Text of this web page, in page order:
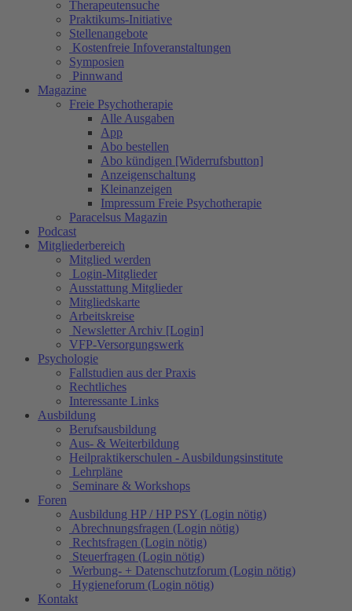
Therapeutensuche
Praktikums-Initiative
Stellenangebote
Kostenfreie Infoveranstaltungen
Symposien
Pinnwand
Magazine
Freie Psychotherapie
Alle Ausgaben
App
Abo bestellen
Abo kündigen [Widerrufsbutton]
Anzeigenschaltung
Kleinanzeigen
Impressum Freie Psychotherapie
Paracelsus Magazin
Podcast
Mitgliederbereich
Mitglied werden
Login-Mitglieder
Ausstattung Mitglieder
Mitgliedskarte
Arbeitskreise
Newsletter Archiv [Login]
VFP-Versorgungswerk
Psychologie
Fallstudien aus der Praxis
Rechtliches
Interessante Links
Ausbildung
Berufsausbildung
Aus- & Weiterbildung
Heilpraktikerschulen - Ausbildungsinstitute
Lehrpläne
Seminare & Workshops
Foren
Ausbildung HP / HP PSY (Login nötig)
Abrechnungsfragen (Login nötig)
Rechtsfragen (Login nötig)
Steuerfragen (Login nötig)
Werbung- + Datenschutzforum (Login nötig)
Hygieneforum (Login nötig)
Kontakt